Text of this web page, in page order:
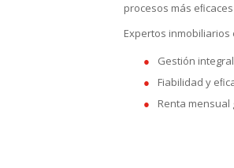
procesos más
Expertos inmobiliarios
Gestión
Fiabilidad y
Renta